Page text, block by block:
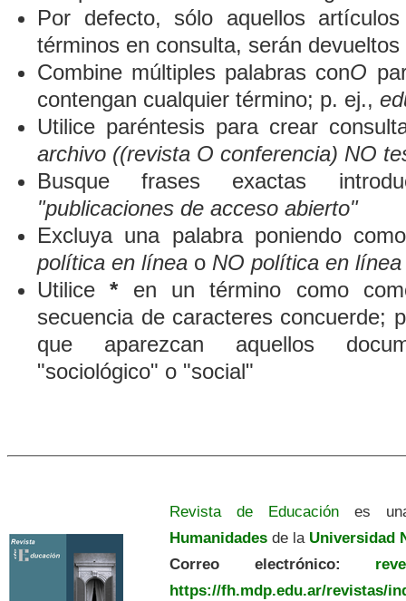
Por defecto, sólo aquellos
términos en consulta, serán
Combine múltiples palabras conO
contengan cualquier término; p. ej.,
Utilice paréntesis para crear
archivo ((revista O conferencia) NO
Busque frases exactas
"publicaciones de acceso abierto"
Excluya una palabra poniendo
política en línea o NO política en línea
Utilice* en un término como
secuencia de caracteres concuerde;
que aparezcan aquellos
"sociológico" o "social"
Revista de Educación es
Humanidades de la Universidad
Correo electrónico:
https://fh.mdp.edu.ar/revistas/